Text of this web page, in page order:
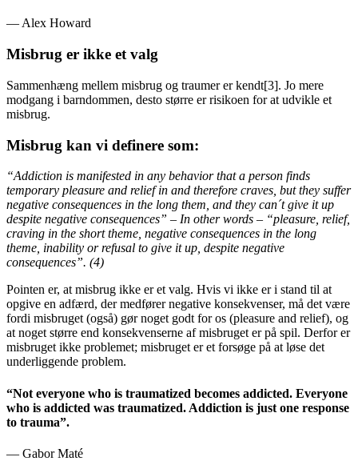
— Alex Howard
Misbrug er ikke et valg
Sammenhæng mellem misbrug og traumer er kendt[3]. Jo mere
modgang i barndommen, desto større er risikoen for at udvikle et
misbrug.
Misbrug kan vi definere som:
“Addiction is manifested in any behavior that a person finds
temporary pleasure and relief in and therefore craves, but they suffer
negative consequences in the long them, and they can´t give it up
despite negative consequences” – In other words – “pleasure, relief,
craving in the short theme, negative consequences in the long
theme, inability or refusal to give it up, despite negative
consequences”. (4)
Pointen er, at misbrug ikke er et valg. Hvis vi ikke er i stand til at
opgive en adfærd, der medfører negative konsekvenser, må det være
fordi misbruget (også) gør noget godt for os (pleasure and relief), og
at noget større end konsekvenserne af misbruget er på spil. Derfor er
misbruget ikke problemet; misbruget er et forsøge på at løse det
underliggende problem.
“Not everyone who is traumatized becomes addicted. Everyone
who is addicted was traumatized. Addiction is just one response
to trauma”.
— Gabor Maté